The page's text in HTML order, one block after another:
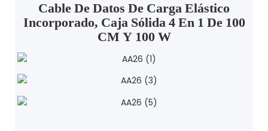
Cable De Datos De Carga Elástico
Incorporado, Caja Sólida 4 En 1 De 100
CM Y 100 W